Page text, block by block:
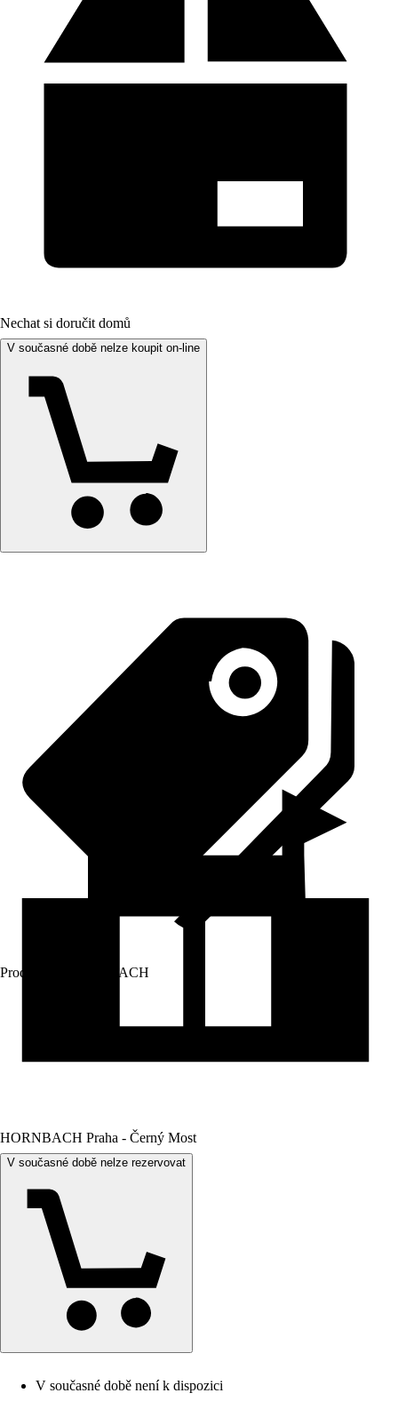
Nechat si doručit domů
V současné době nelze koupit on-line
Prodej přes: HORNBACH
HORNBACH Praha - Černý Most
V současné době nelze rezervovat
V současné době není k dispozici